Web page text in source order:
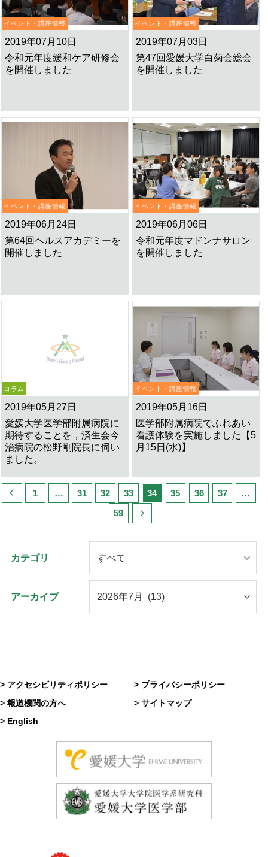
イベント・講座情報
2019年07月10日
令和元年度緩和ケア研修会
を開催しました
イベント・講座情報
2019年07月03日
第47回愛媛大学白菊会総会
を開催しました
イベント・講座情報
2019年06月24日
第64回ヘルスアカデミーを
開催しました
イベント・講座情報
2019年06月06日
令和元年度マドンナサロン
を開催しました
コラム
2019年05月27日
愛媛大学医学部附属病院に
期待することを，済生会今
治病院の松野剛院長に伺い
ました。
イベント・講座情報
2019年05月16日
医学部附属病院でふれあい
看護体験を実施しました【5
月15日(水)】
1 … 31 32 33 34 35 36 37
…
59
カテゴリ
アーカイブ
> アクセシビリティポリシー
> プライバシーポリシー
> 報道機関の方へ
> サイトマップ
> English